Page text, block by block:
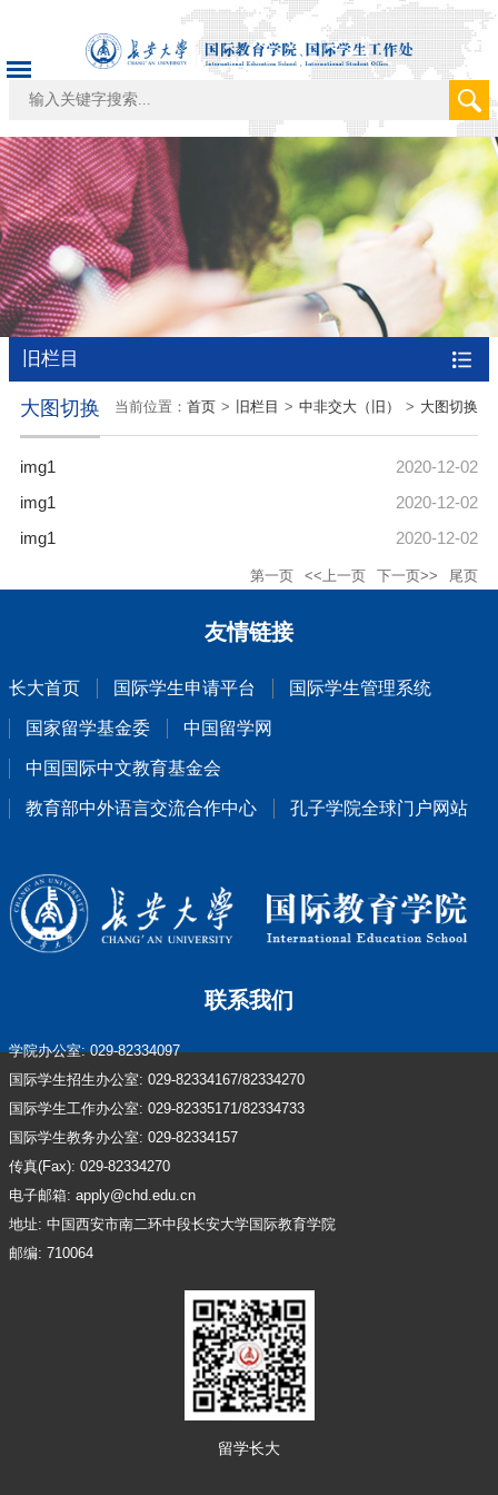
旧栏目
当前位置： 首页 > 旧栏目 > 中非交大（旧） > 大图切换
大图切换
img1
2020-12-02
img1
2020-12-02
img1
2020-12-02
第一页 <<上一页 下一页>> 尾页
友情链接
长大首页 国际学生申请平台 国际学生管理系统
国家留学基金委 中国留学网
中国国际中文教育基金会
教育部中外语言交流合作中心 孔子学院全球门户网站
联系我们
学院办公室: 029-82334097
国际学生招生办公室: 029-82334167/82334270
国际学生工作办公室: 029-82335171/82334733
国际学生教务办公室: 029-82334157
传真(Fax): 029-82334270
电子邮箱: apply@chd.edu.cn
地址: 中国西安市南二环中段长安大学国际教育学院
邮编: 710064
留学长大